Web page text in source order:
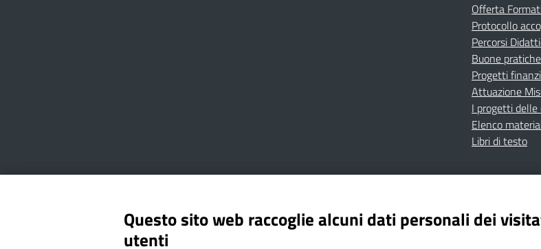
Offerta
Protocollo
Percorsi
Buone pratiche
Progetti
Attuazione
I progetti delle
Elenco
Libri di testo
Amministrazione TrasparenteAlbo onlinePrivacy PolicyDichiarazione di accessibilitàContattiNote
Questo sito web raccoglie alcuni dati personali dei
utenti